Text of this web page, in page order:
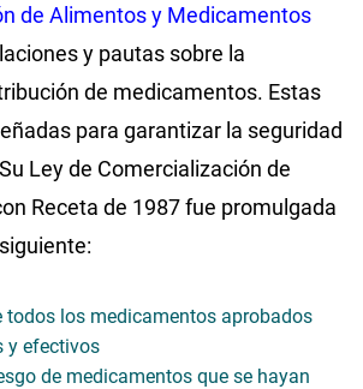
de Alimentos y Medicamentos
y pautas sobre la
de medicamentos. Estas
para garantizar la seguridad
Ley de Comercialización de
Receta de 1987 fue promulgada
todos los medicamentos aprobados
y efectivos
de medicamentos que se hayan